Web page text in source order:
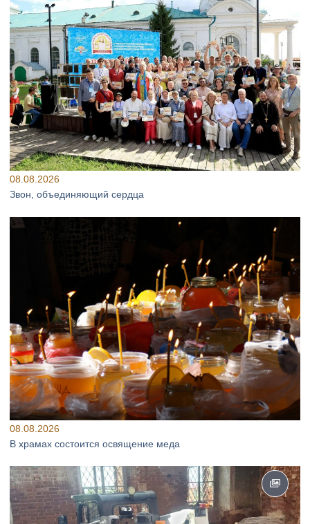
08.08.2026
Звон, объединяющий сердца
08.08.2026
В храмах состоится освящение меда